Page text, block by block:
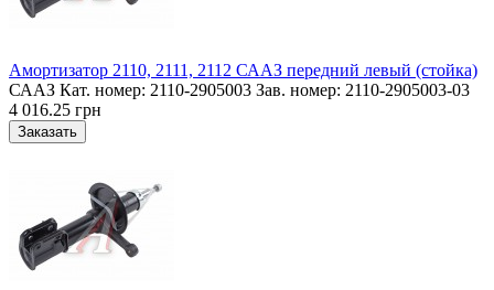
Амортизатор 2110, 2111, 2112 СААЗ передний левый (стойка)
СААЗ Кат. номер: 2110-2905003 Зав. номер: 2110-2905003-03
4 016.25 грн